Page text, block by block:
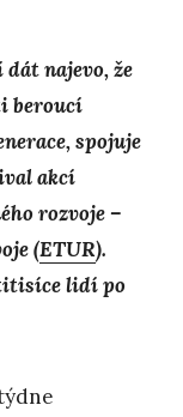
najevo, že
beroucí
spojuje
akcí
rozvoje –
(ETUR).
lidí po